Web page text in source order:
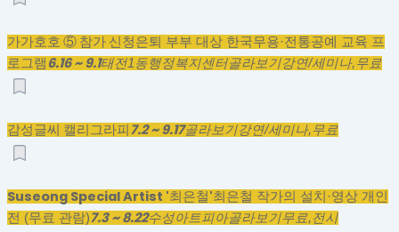
가가호호 ⑤ 참가 신청은퇴 부부 대상 한국무용·전통공예 교육 프
로그램 6.16 ~ 9.1태전1동행정복지센터골라보기강연/세미나,무료
감성글씨 캘리그라피7.2 ~ 9.17골라보기강연/세미나,무료
Suseong Special Artist '최은철'최은철 작가의 설치·영상 개인
전 (무료 관람)7.3 ~ 8.22수성아트피아골라보기무료,전시